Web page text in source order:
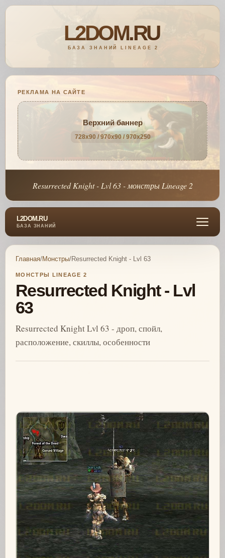
РЕКЛАМА НА САЙТЕ
Верхний баннер
728x90 / 970x90 / 970x250
Resurrected Knight - Lvl 63 - монстры Lineage 2
L2DOM.RU
БАЗА ЗНАНИЙ
Главная/Монстры/Resurrected Knight - Lvl 63
МОНСТРЫ LINEAGE 2
Resurrected Knight - Lvl
63
Resurrected Knight Lvl 63 - дроп, спойл,
расположение, скиллы, особенности